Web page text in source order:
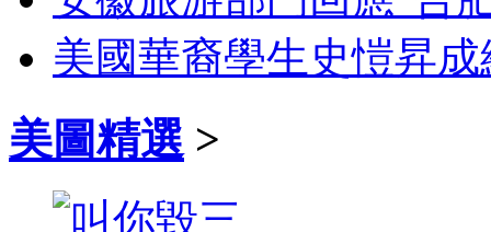
美國華裔學生史愷昇
美圖精選>